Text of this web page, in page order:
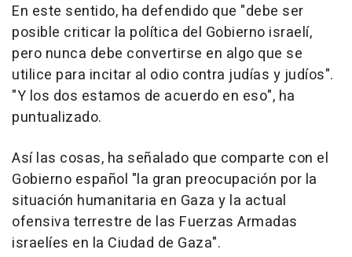
En este sentido, ha defendido que "debe ser
posible criticar la política del Gobierno israelí,
pero nunca debe convertirse en algo que se
utilice para incitar al odio contra judías y judíos".
"Y los dos estamos de acuerdo en eso", ha
puntualizado.
Así las cosas, ha señalado que comparte con el
Gobierno español "la gran preocupación por la
situación humanitaria en Gaza y la actual
ofensiva terrestre de las Fuerzas Armadas
israelíes en la Ciudad de Gaza".